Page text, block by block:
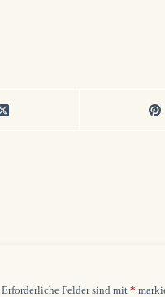
Erforderliche Felder sind mit *